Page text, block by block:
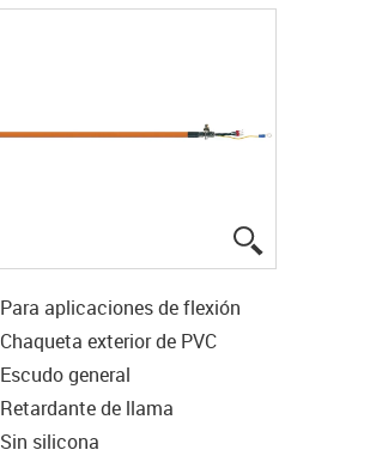
Para aplicaciones de flexión
Chaqueta exterior de PVC
Escudo general
Retardante de llama
Sin silicona